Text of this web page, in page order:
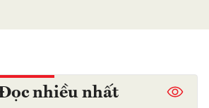
nhiều nhất